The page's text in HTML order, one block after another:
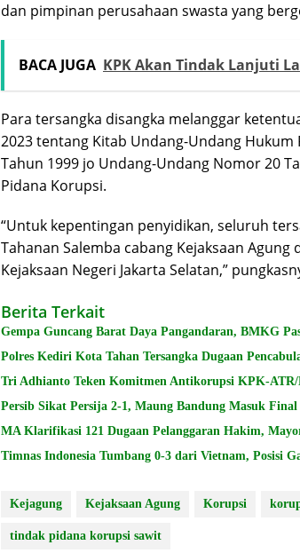
dan pimpinan perusahaan swasta yang
BACA JUGA KPK Akan Tindak Lanjuti
Para tersangka disangka melanggar
2023 tentang Kitab Undang-Undang
Tahun 1999 jo Undang-Undang Nomor 20
Pidana Korupsi.
“Untuk kepentingan penyidikan, seluruh
Tahanan Salemba cabang Kejaksaan
Kejaksaan Negeri Jakarta Selatan,”
Berita Terkait
Gempa Guncang Barat Daya Pangandaran, BMKG
Polres Kediri Kota Tahan Tersangka Dugaan
Tri Adhianto Teken Komitmen Antikorupsi KPK-ATR/
Persib Sikat Persija 2-1, Maung Bandung Masuk Final
MA Klarifikasi 121 Dugaan Pelanggaran Hakim,
Timnas Indonesia Tumbang 0-3 dari Vietnam, Posisi
Kejagung Kejaksaan Agung Korupsi
tindak pidana korupsi sawit